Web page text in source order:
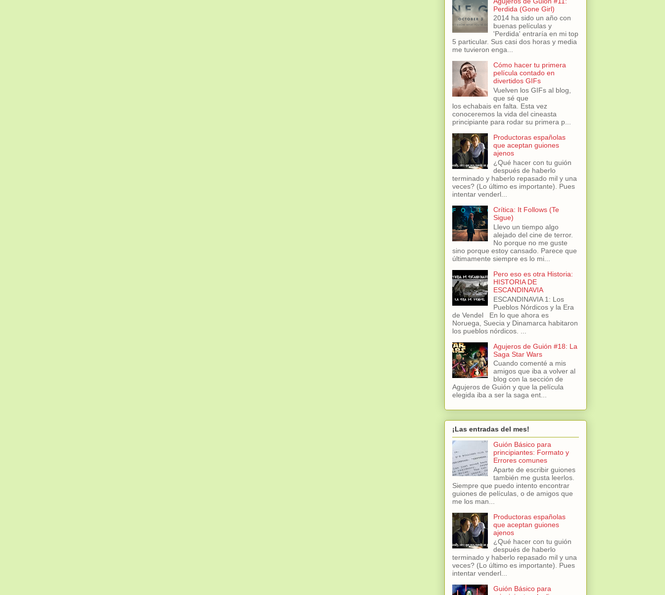
Perdida (Gone Girl)
2014 ha sido un año con
buenas películas y
'Perdida' entraría en mi top
5 particular. Sus casi dos horas y media
me tuvieron enga...
Cómo hacer tu primera
película contado en
divertidos GIFs
Vuelven los GIFs al blog,
que sé que
los echabais en falta. Esta vez
conoceremos la vida del cineasta
principiante para rodar su primera p...
Productoras españolas
que aceptan guiones
ajenos
¿Qué hacer con tu guión
después de haberlo
terminado y haberlo repasado mil y una
veces? (Lo último es importante). Pues
intentar venderl...
Crítica: It Follows (Te
Sigue)
Llevo un tiempo algo
alejado del cine de terror.
No porque no me guste
sino porque estoy cansado. Parece que
últimamente siempre es lo mi...
Pero eso es otra Historia:
HISTORIA DE
ESCANDINAVIA
ESCANDINAVIA 1: Los
Pueblos Nórdicos y la Era
de Vendel En lo que ahora es
Noruega, Suecia y Dinamarca habitaron
los pueblos nórdicos. ...
Agujeros de Guión #18: La
Saga Star Wars
Cuando comenté a mis
amigos que iba a volver al
blog con la sección de
Agujeros de Guión y que la película
elegida iba a ser la saga ent...
¡Las entradas del mes!
Guión Básico para
principiantes: Formato y
Errores comunes
Aparte de escribir guiones
también me gusta leerlos.
Siempre que puedo intento encontrar
guiones de películas, o de amigos que
me los man...
Productoras españolas
que aceptan guiones
ajenos
¿Qué hacer con tu guión
después de haberlo
terminado y haberlo repasado mil y una
veces? (Lo último es importante). Pues
intentar venderl...
Guión Básico para